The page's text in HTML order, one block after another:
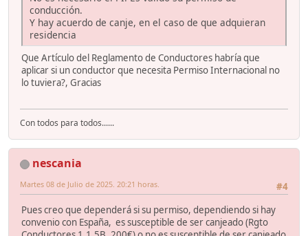
conducción.
Y hay acuerdo de canje, en el caso de que adquieran
residencia
Que Artículo del Reglamento de Conductores habría que
aplicar si un conductor que necesita Permiso Internacional no
lo tuviera?, Gracias
Con todos para todos......
nescania
#4
Martes 08 de Julio de 2025. 20:21 horas.
Pues creo que dependerá si su permiso, dependiendo si hay
convenio con España, es susceptible de ser canjeado (Rgto